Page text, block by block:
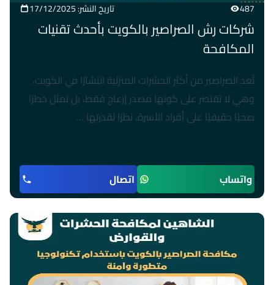
487 تاريخ النشر: 17/12/2025
شركات رش الصراصير بالكويت بأحدث تقنيات
المكافحة
تُعد الصراصير من أكثر الحشرات المنزلية انتشارًا في الكويت،
وهي لا تقتصر على كونها مصدر إزعاج فقط، بل تمثل خطرًا
صحيًا حقيقيًا على أفراد الأسرة، نظرًا لقدرتها …
واتساب اتصال